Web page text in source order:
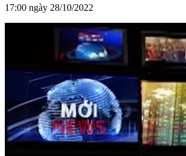
17:00 ngày 28/10/2022